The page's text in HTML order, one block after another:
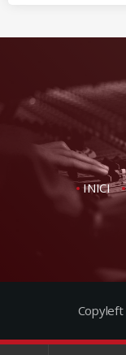
INICI
Copyleft